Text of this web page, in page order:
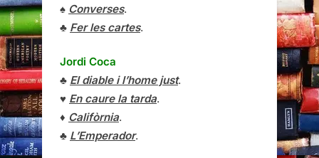
♠ Converses.
♣ Fer les cartes.
Jordi Coca
♣ El diable i l’home just.
♥ En caure la tarda.
♦ Califòrnia.
♣ L’Emperador.